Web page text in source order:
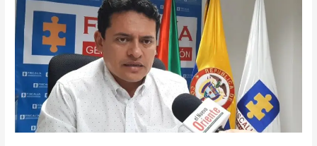
dos
casos
de
suicidio
de
mujeres
Yopal